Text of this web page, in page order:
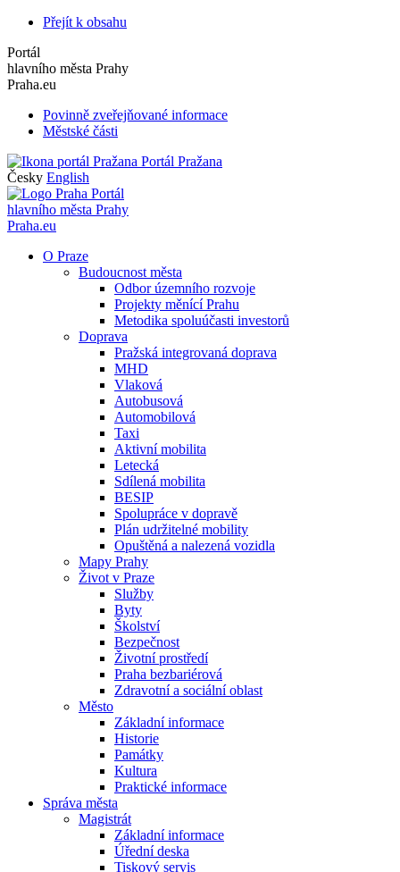
Přejít k obsahu
Portál
hlavního města Prahy
Praha.eu
Povinně zveřejňované informace
Městské části
Portál Pražana
Česky English
Portál
hlavního města Prahy
Praha.eu
O Praze
Budoucnost města
Odbor územního rozvoje
Projekty měnící Prahu
Metodika spoluúčasti investorů
Doprava
Pražská integrovaná doprava
MHD
Vlaková
Autobusová
Automobilová
Taxi
Aktivní mobilita
Letecká
Sdílená mobilita
BESIP
Spolupráce v dopravě
Plán udržitelné mobility
Opuštěná a nalezená vozidla
Mapy Prahy
Život v Praze
Služby
Byty
Školství
Bezpečnost
Životní prostředí
Praha bezbariérová
Zdravotní a sociální oblast
Město
Základní informace
Historie
Památky
Kultura
Praktické informace
Správa města
Magistrát
Základní informace
Úřední deska
Tiskový servis